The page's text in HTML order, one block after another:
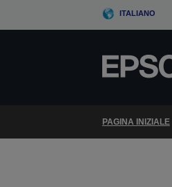
ITALIANO
PAGINA INIZIALE